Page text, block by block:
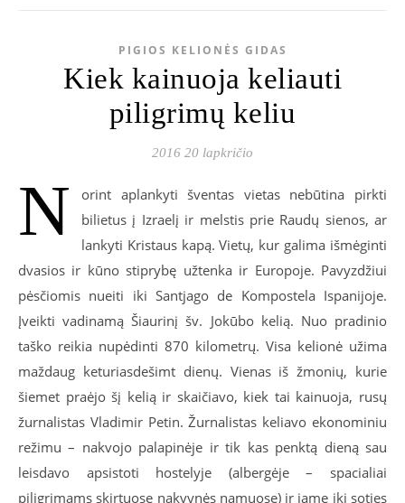
PIGIOS KELIONĖS GIDAS
Kiek kainuoja keliauti
piligrimų keliu
2016 20 lapkričio
N
orint aplankyti šventas vietas nebūtina pirkti
bilietus į Izraelį ir melstis prie Raudų sienos, ar
lankyti Kristaus kapą. Vietų, kur galima išmėginti
dvasios ir kūno stiprybę užtenka ir Europoje. Pavyzdžiui
pėsčiomis nueiti iki Santjago de Kompostela Ispanijoje.
Įveikti vadinamą Šiaurinį šv. Jokūbo kelią. Nuo pradinio
taško reikia nupėdinti 870 kilometrų. Visa kelionė užima
maždaug keturiasdešimt dienų. Vienas iš žmonių, kurie
šiemet praėjo šį kelią ir skaičiavo, kiek tai kainuoja, rusų
žurnalistas Vladimir Petin. Žurnalistas keliavo ekonominiu
režimu – nakvojo palapinėje ir tik kas penktą dieną sau
leisdavo apsistoti hostelyje (albergėje – spacialiai
piligrimams skirtuose nakvynės namuose) ir jame iki soties